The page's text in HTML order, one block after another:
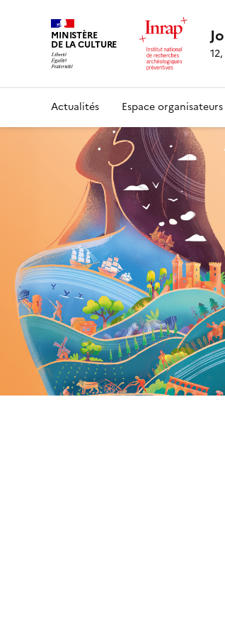
MINISTÈRE
DE LA CULTURE
Actualités Espace organisateurs